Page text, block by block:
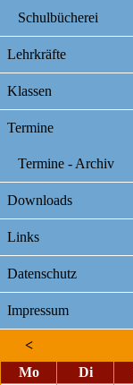
Schulbücherei
Lehrkräfte
Klassen
Termine
Termine - Archiv
Downloads
Links
Datenschutz
Impressum
<
Montag Dienstag